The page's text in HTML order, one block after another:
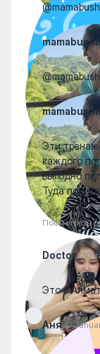
Эти
каждого
выгодно
Туда
Посмотреть
Doctor_30
Это в
Аня30